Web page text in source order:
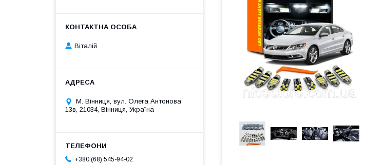
Віталій
М. Вінниця, вул. Олега Антонова
13в, 21034, Вінниця, Україна
+380 (68) 545-94-02